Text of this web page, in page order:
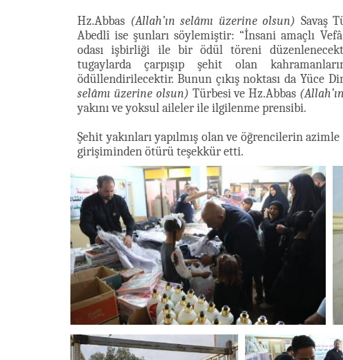
Hz.Abbas (Allah’ın selâmı üzerine olsun) Savaş
Abedlî ise şunları söylemiştir: “İnsani amaçlı
odası işbirliği ile bir ödül töreni
tugaylarda çarpışıp şehit olan
ödüllendirilecektir. Bunun çıkış noktası da Yüce
selâmı üzerine olsun) Türbesi ve Hz.Abbas
yakını ve yoksul aileler ile ilgilenme prensibi.
Şehit yakınları yapılmış olan ve öğrencilerin
girişiminden ötürü teşekkür etti.